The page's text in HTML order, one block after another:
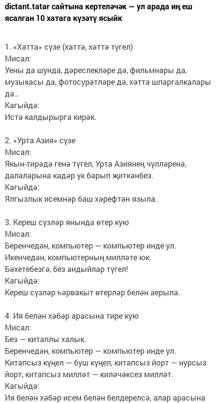
dictant.tatar сайтына кертеләчәк — ул арада иң еш
ясалган 10 хатага күзәтү ясыйк
1. «Хәтта» сүзе (хаттә, хәттә түгел)
Мисал:
Уены да шунда, дәреслекләре дә, фильмнары да,
музыкасы да, фотосурәтләре дә, хәтта шпаргалкалары
да…
Кагыйдә:
Истә калдырырга кирәк.
2. «Урта Азия» сүзе
Мисал:
Якын-тирәдә генә түгел, Урта Азиянең чүлләренә,
далаларына кадәр үк барып җиткәнбез.
Кагыйдә:
Ялгызлык исемнәр баш хәрефтән языла.
3. Кереш сүзләр янында өтер кую
Мисал:
Беренчедән, компьютер — компьютер инде ул.
Икенчедән, компьютерның милләте юк.
Бәхетебезгә, без андыйлар түгел!
Кагыйдә:
Кереш сүзләр һәрвакыт өтерләр белән аерыла.
4. Ия белән хәбәр арасына тире кую
Мисал:
Без — китаплы халык.
Беренчедән, компьютер — компьютер инде ул.
Китапсыз күңел — буш күңел, китапсыз йорт — нурсыз
йорт, китапсыз милләт — киләчәксез милләт.
Кагыйдә:
Ия белән хәбәр исем белән белдерелсә, алар арасына